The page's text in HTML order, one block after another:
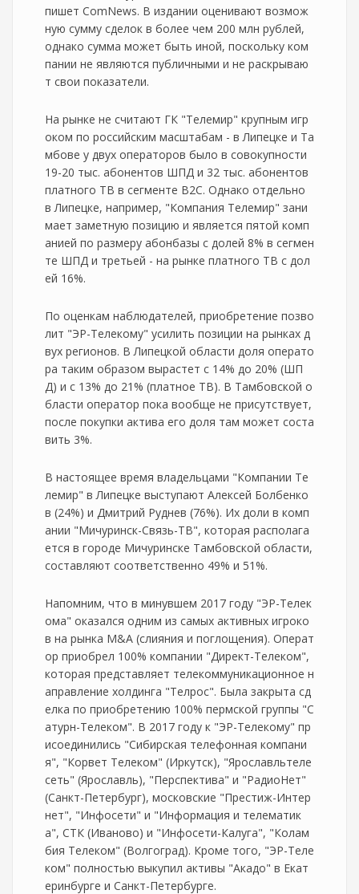
пишет ComNews. В издании оценивают возмож
ную сумму сделок в более чем 200 млн рублей,
однако сумма может быть иной, поскольку ком
пании не являются публичными и не раскрываю
т свои показатели.
На рынке не считают ГК "Телемир" крупным игр
оком по российским масштабам - в Липецке и Та
мбове у двух операторов было в совокупности
19-20 тыс. абонентов ШПД и 32 тыс. абонентов
платного ТВ в сегменте B2C. Однако отдельно
в Липецке, например, "Компания Телемир" зани
мает заметную позицию и является пятой комп
анией по размеру абонбазы с долей 8% в сегмен
те ШПД и третьей - на рынке платного ТВ с дол
ей 16%.
По оценкам наблюдателей, приобретение позво
лит "ЭР-Телекому" усилить позиции на рынках д
вух регионов. В Липецкой области доля операто
ра таким образом вырастет с 14% до 20% (ШП
Д) и с 13% до 21% (платное ТВ). В Тамбовской о
бласти оператор пока вообще не присутствует,
после покупки актива его доля там может соста
вить 3%.
В настоящее время владельцами "Компании Те
лемир" в Липецке выступают Алексей Болбенко
в (24%) и Дмитрий Руднев (76%). Их доли в комп
ании "Мичуринск-Связь-ТВ", которая располага
ется в городе Мичуринске Тамбовской области,
составляют соответственно 49% и 51%.
Напомним, что в минувшем 2017 году "ЭР-Телек
ома" оказался одним из самых активных игроко
в на рынка M&A (слияния и поглощения). Операт
ор приобрел 100% компании "Директ-Телеком",
которая представляет телекоммуникационное н
аправление холдинга "Телрос". Была закрыта сд
елка по приобретению 100% пермской группы "С
атурн-Телеком". В 2017 году к "ЭР-Телекому" пр
исоединились "Сибирская телефонная компани
я", "Корвет Телеком" (Иркутск), "Ярославльтеле
сеть" (Ярославль), "Перспектива" и "РадиоНет"
(Санкт-Петербург), московские "Престиж-Интер
нет", "Инфосети" и "Информация и телематик
а", СТК (Иваново) и "Инфосети-Калуга", "Колам
бия Телеком" (Волгоград). Кроме того, "ЭР-Теле
ком" полностью выкупил активы "Акадо" в Екат
еринбурге и Санкт-Петербурге.